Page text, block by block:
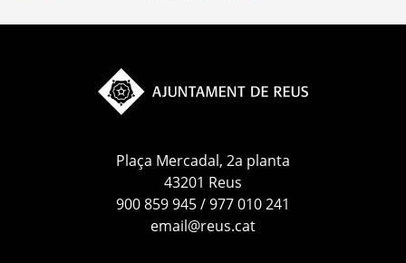
Plaça Mercadal, 2a planta
43201 Reus
900 859 945 / 977 010 241
email@reus.cat